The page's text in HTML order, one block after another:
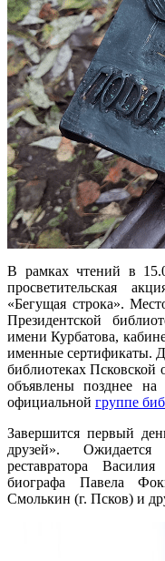
В рамках чтений в
просветительская
«Бегущая строка».
Президентской
имени Курбатова,
именные сертификаты.
библиотеках Псковской
объявлены позднее на
официальной группе
Завершится первый
друзей».
реставратора
биографа Павела
Смолькин (г. Псков) и